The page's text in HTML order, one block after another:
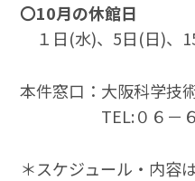
〇10月の休館日
１日(水)、5日(日)、
本件窓口：大阪
TEL:０６－６４
＊スケジュール・内容